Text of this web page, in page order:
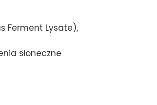
Ferment Lysate),
słoneczne